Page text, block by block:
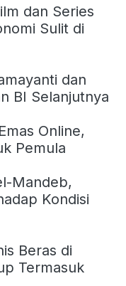
dan Series
Sulit di
dan
BI Selanjutnya
Online,
Pemula
Mandeb,
Kondisi
Beras di
Termasuk